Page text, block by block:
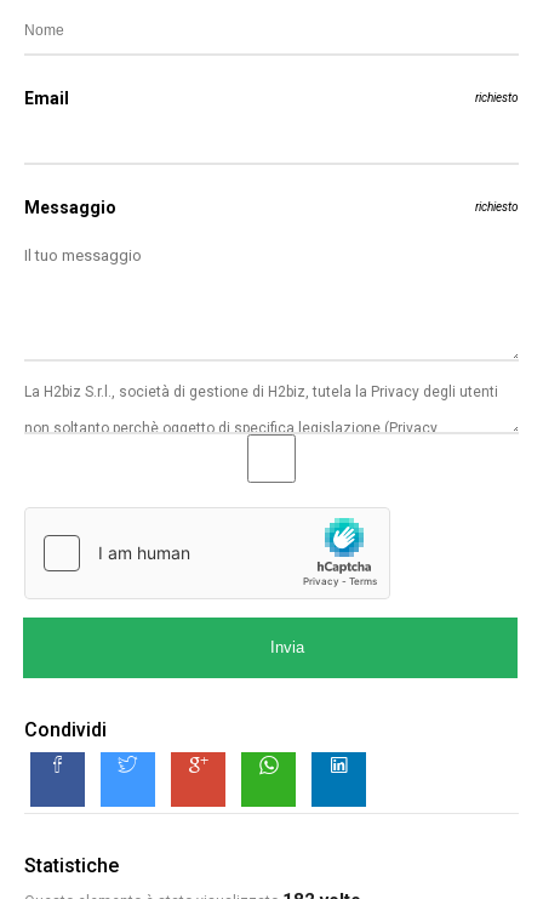
Email richiesto
Messaggio richiesto
Invia
Condividi
Statistiche